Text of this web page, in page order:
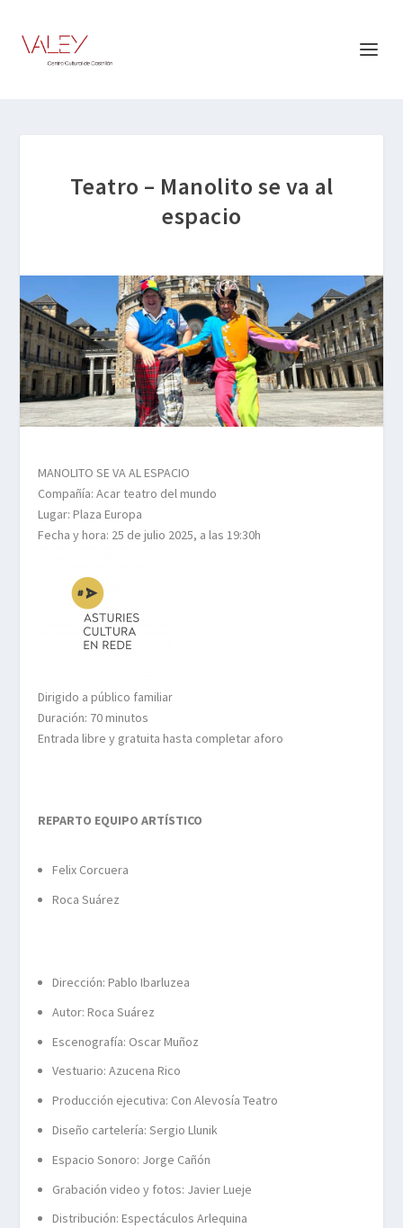
Teatro – Manolito se va al
espacio
MANOLITO SE VA AL ESPACIO
Compañía: Acar teatro del mundo
Lugar: Plaza Europa
Fecha y hora: 25 de julio 2025, a las 19:30h
Dirigido a público familiar
Duración: 70 minutos
Entrada libre y gratuita hasta completar aforo
REPARTO EQUIPO ARTÍSTICO
Felix Corcuera
Roca Suárez
Dirección: Pablo Ibarluzea
Autor: Roca Suárez
Escenografía: Oscar Muñoz
Vestuario: Azucena Rico
Producción ejecutiva: Con Alevosía Teatro
Diseño cartelería: Sergio Llunik
Espacio Sonoro: Jorge Cañón
Grabación video y fotos: Javier Lueje
Distribución: Espectáculos Arlequina